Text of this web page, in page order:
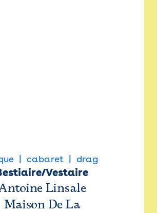
cabaret drag
Vestaire
Linsale
Maison De La